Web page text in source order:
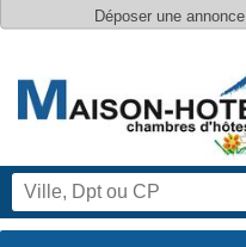
Déposer une annonce